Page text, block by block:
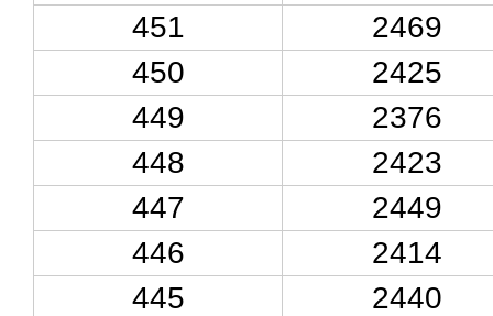
451
2469
450
2425
449
2376
448
2423
447
2449
446
2414
445
2440